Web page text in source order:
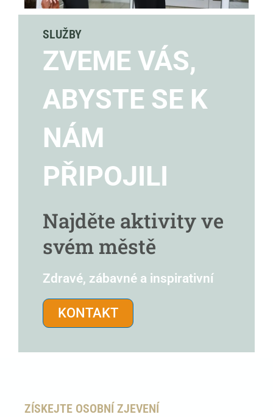
SLUŽBY
ZVEME VÁS,
ABYSTE SE K
NÁM
PŘIPOJILI
Najděte aktivity ve
svém městě
Zdravé, zábavné a inspirativní
KONTAKT
ZÍSKEJTE OSOBNÍ ZJEVENÍ